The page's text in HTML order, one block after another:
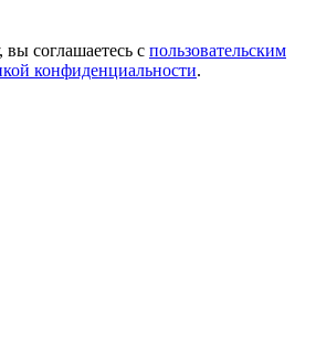
вы соглашаетесь с пользовательским
конфиденциальности.